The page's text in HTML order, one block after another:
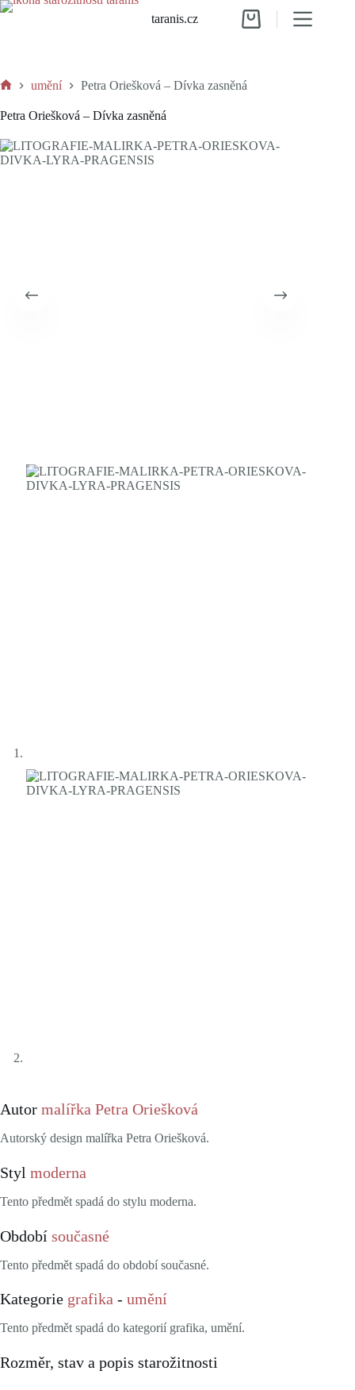
Skip
taranis.cz
Shopping
umění Petra Oriešková – Dívka zasněná
Petra Oriešková – Dívka zasněná
Autor malířka Petra Oriešková
Autorský design malířka Petra Oriešková.
Styl moderna
Tento předmět spadá do stylu moderna.
Období současné
Tento předmět spadá do období současné.
Kategorie grafika - umění
Tento předmět spadá do kategorií grafika, umění.
Rozměr, stav a popis starožitnosti